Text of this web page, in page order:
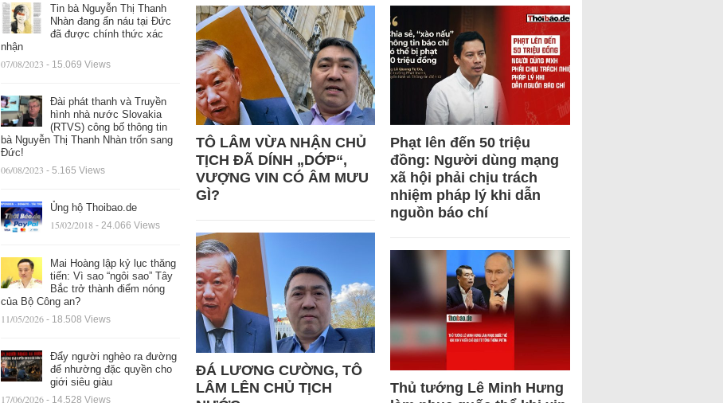
Tin bà Nguyễn Thị Thanh
Nhàn đang ẩn náu tại Đức
đã được chính thức xác
nhận
07/08/2023 - 15.069 Views
Đài phát thanh và Truyền
hình nhà nước Slovakia
(RTVS) công bố thông tin
bà Nguyễn Thị Thanh Nhàn trốn sang
Đức!
06/08/2023 - 5.165 Views
Ủng hộ Thoibao.de
15/02/2018 - 24.066 Views
Mai Hoàng lập kỷ lục thăng
tiến: Vì sao “ngôi sao” Tây
Bắc trở thành điểm nóng
của Bộ Công an?
11/05/2026 - 18.508 Views
Đẩy người nghèo ra đường
để nhường đặc quyền cho
giới siêu giàu
17/06/2026 - 14.528 Views
TÔ LÂM VỪA NHẬN CHỦ
TỊCH ĐÃ DÍNH „DỚP“,
VƯỢNG VIN CÓ ÂM MƯU
GÌ?
ĐÁ LƯƠNG CƯỜNG, TÔ
LÂM LÊN CHỦ TỊCH
Phạt lên đến 50 triệu
đồng: Người dùng mạng
xã hội phải chịu trách
nhiệm pháp lý khi dẫn
nguồn báo chí
Thủ tướng Lê Minh Hưng